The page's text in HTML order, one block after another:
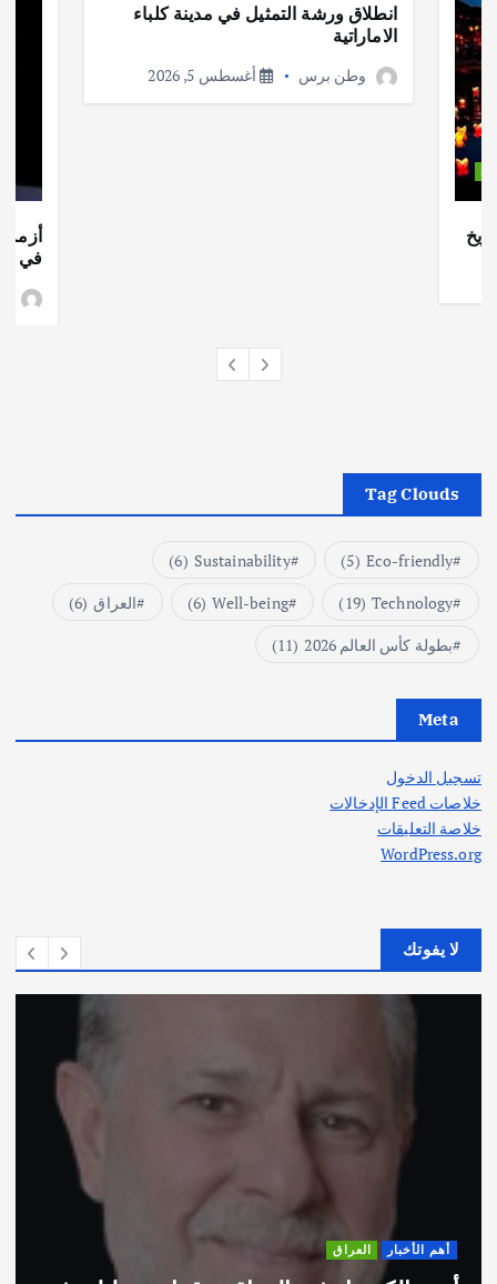
انطلاق ورشة التمثيل في مدينة كلباء
الاماراتية
وطن برس أغسطس 5, 2026
أزمة
في
Tag Clouds
Eco-friendly
(5)
Sustainability
(6)
Technology
(19)
Well-being
(6) العراق (6)
بطولة كأس العالم 2026
(11)
Meta
تسجيل الدخول
خلاصات Feed الإدخالات
خلاصة التعليقات
WordPress.org
لا يفوتك
العراق